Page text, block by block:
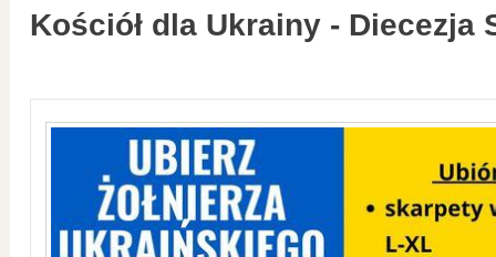
Kościół dla Ukrainy - Diecezja